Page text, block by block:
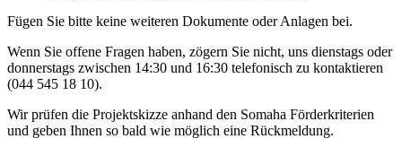
Fügen Sie bitte keine wei­te­ren Doku­mente oder Anla­gen bei.
Wenn Sie offene Fra­gen haben, zögern Sie nicht, uns diens­tags oder
don­ners­tags zwi­schen 14:30 und 16:30 tele­fo­nisch zu kon­tak­tie­ren
(044 545 18 10).
Wir prü­fen die Pro­jekt­skizze anhand den Somaha För­der­kri­te­rien
und geben Ihnen so bald wie mög­lich eine Rück­mel­dung.